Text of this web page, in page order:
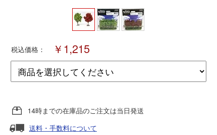
さんけい
税込価格： ￥1,215
14時までの在庫品のご注文は当日発送
送料・手数料について